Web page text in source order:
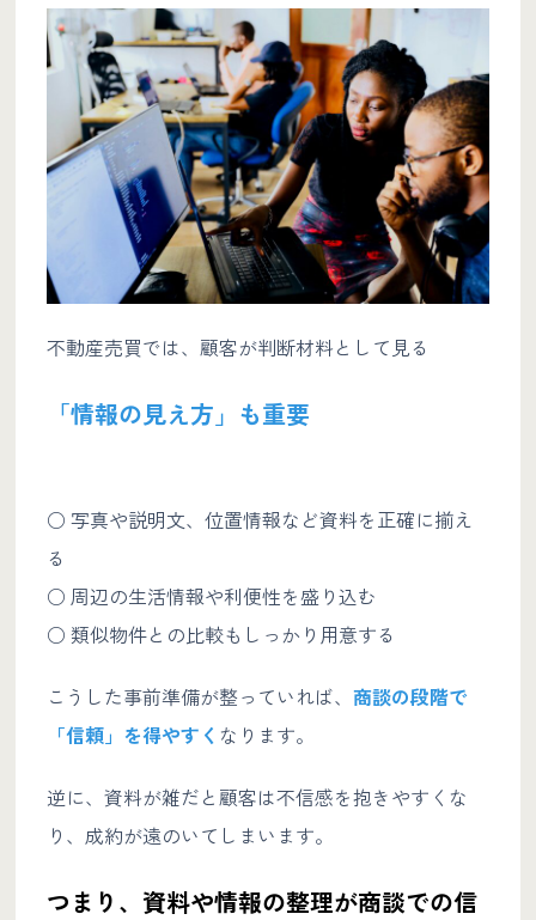
不動産売買では、顧客が判断材料として見る
「情報の見え方」も重要
○ 写真や説明文、位置情報など資料を正確に揃え
る
○ 周辺の生活情報や利便性を盛り込む
○ 類似物件との比較もしっかり用意する
こうした事前準備が整っていれば、 商談の段階で
「信頼」を得やすく なります。
逆に、資料が雑だと顧客は不信感を抱きやすくな
り、成約が遠のいてしまいます。
つまり、資料や情報の整理が商談での信